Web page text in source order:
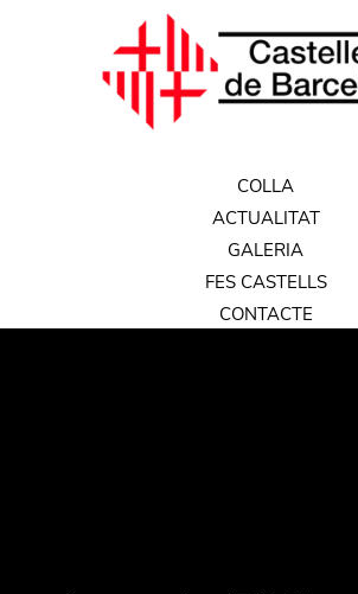
COLLA
ACTUALITAT
GALERIA
FES CASTELLS
CONTACTE